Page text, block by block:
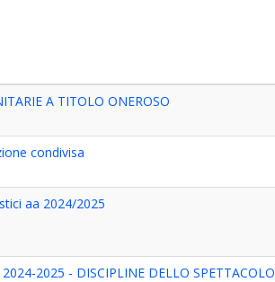
A TITOLO ONEROSO
condivisa
aa 2024/2025
2025 - DISCIPLINE DELLO SPETTACOLO